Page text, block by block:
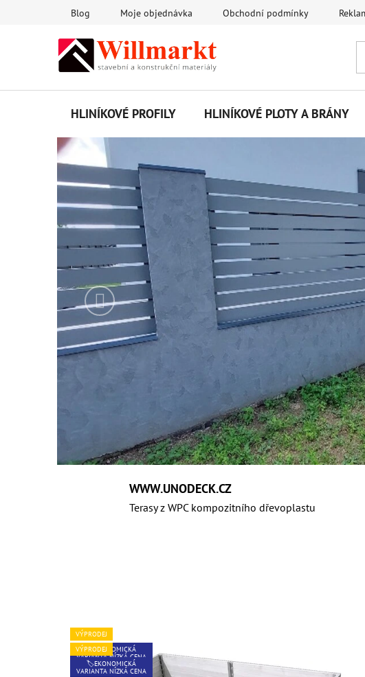
Blog Moje objednávka Obchodní podmínky
HLINÍKOVÉ PROFILY HLINÍKOVÉ PLOTY A BRÁNY
V
í
t
e
j
t
e
v
n
a
e
m
d
ě
Předchozí
WWW.UNODECK.CZ
Terasy z WPC kompozitního dřevoplastu
VÝPRODEJ
VÝPRODEJ
🏷️EKONOMICKÁ
VARIANTA NÍZKÁ CENA
TIP
VÝPRODEJ
🏷️EKONOMICKÁ
VARIANTA NÍZKÁ CENA
VÝPRODEJ
VÝPRODEJ